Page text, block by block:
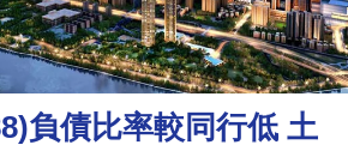
負債比率較同行低 土